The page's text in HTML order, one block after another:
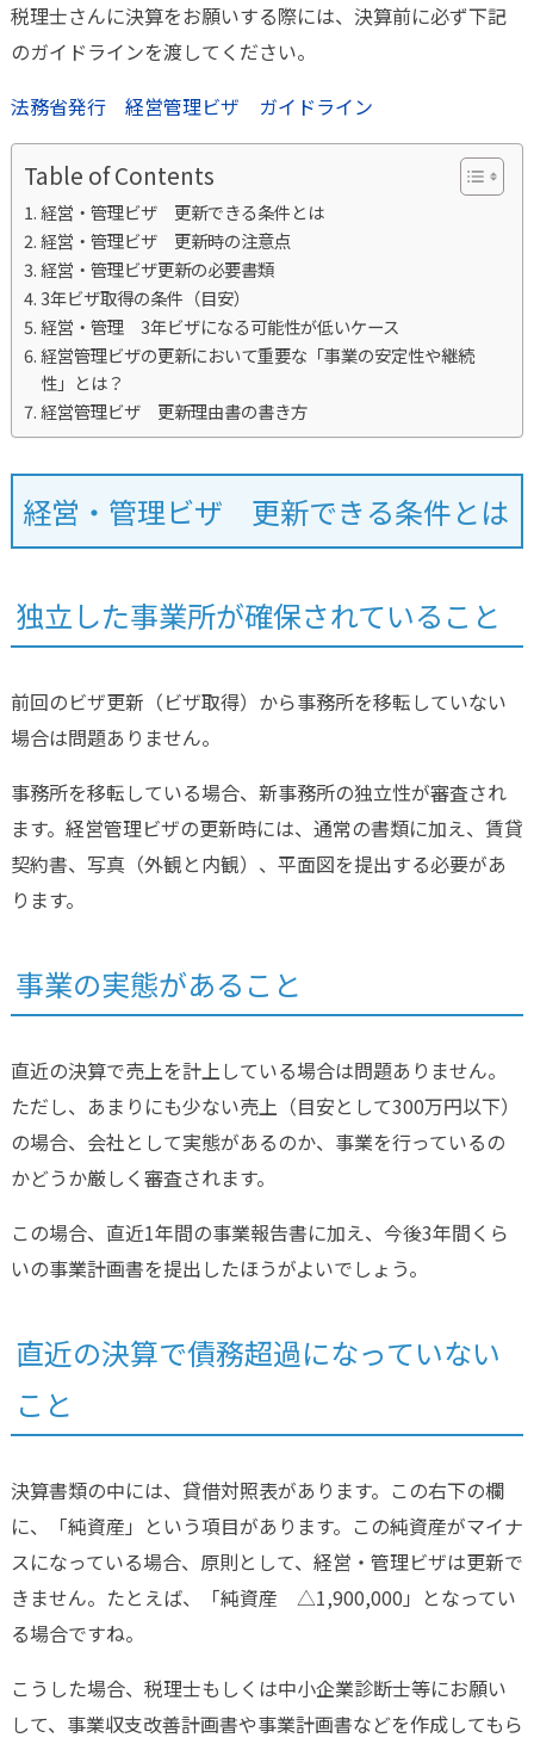
税理士さんに決算をお願いする際には、決算前に必ず下記
のガイドラインを渡してください。
法務省発行 経営管理ビザ ガイドライン
Table of Contents
経営・管理ビザ 更新できる条件とは
経営・管理ビザ 更新時の注意点
経営・管理ビザ更新の必要書類
3年ビザ取得の条件（目安）
経営・管理 3年ビザになる可能性が低いケース
経営管理ビザの更新において重要な「事業の安定性や継続
性」とは？
経営管理ビザ 更新理由書の書き方
経営・管理ビザ 更新できる条件とは
独立した事業所が確保されていること
前回のビザ更新（ビザ取得）から事務所を移転していない
場合は問題ありません。
事務所を移転している場合、新事務所の独立性が審査され
ます。経営管理ビザの更新時には、通常の書類に加え、賃貸
契約書、写真（外観と内観）、平面図を提出する必要があ
ります。
事業の実態があること
直近の決算で売上を計上している場合は問題ありません。
ただし、あまりにも少ない売上（目安として300万円以下）
の場合、会社として実態があるのか、事業を行っているの
かどうか厳しく審査されます。
この場合、直近1年間の事業報告書に加え、今後3年間くら
いの事業計画書を提出したほうがよいでしょう。
直近の決算で債務超過になっていない
こと
決算書類の中には、貸借対照表があります。この右下の欄
に、「純資産」という項目があります。この純資産がマイナ
スになっている場合、原則として、経営・管理ビザは更新で
きません。たとえば、「純資産 △1,900,000」となってい
る場合ですね。
こうした場合、税理士もしくは中小企業診断士等にお願い
して、事業収支改善計画書や事業計画書などを作成してもら